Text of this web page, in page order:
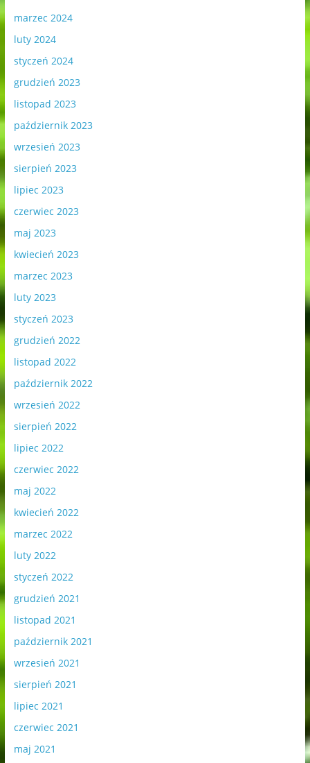
marzec 2024
luty 2024
styczeń 2024
grudzień 2023
listopad 2023
październik 2023
wrzesień 2023
sierpień 2023
lipiec 2023
czerwiec 2023
maj 2023
kwiecień 2023
marzec 2023
luty 2023
styczeń 2023
grudzień 2022
listopad 2022
październik 2022
wrzesień 2022
sierpień 2022
lipiec 2022
czerwiec 2022
maj 2022
kwiecień 2022
marzec 2022
luty 2022
styczeń 2022
grudzień 2021
listopad 2021
październik 2021
wrzesień 2021
sierpień 2021
lipiec 2021
czerwiec 2021
maj 2021